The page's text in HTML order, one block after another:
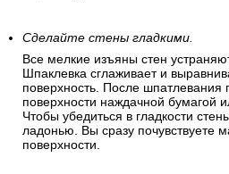
Сделайте стены гладкими.
Все мелкие изъяны стен
Шпаклевка сглаживает и
поверхность. После шпатлевания
поверхности наждачной бумагой
Чтобы убедиться в гладкости
ладонью. Вы сразу почувствуете
поверхности.